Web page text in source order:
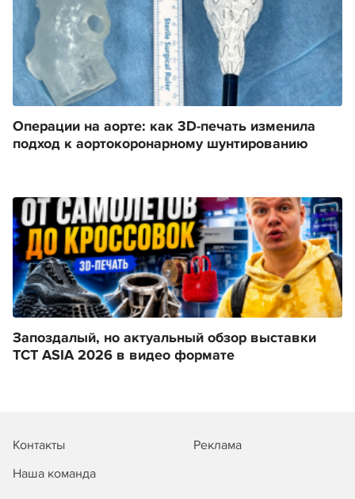
Операции на аорте: как 3D-печать изменила
подход к аортокоронарному шунтированию
Запоздалый, но актуальный обзор выставки
TCT ASIA 2026 в видео формате
Контакты
Реклама
Наша команда